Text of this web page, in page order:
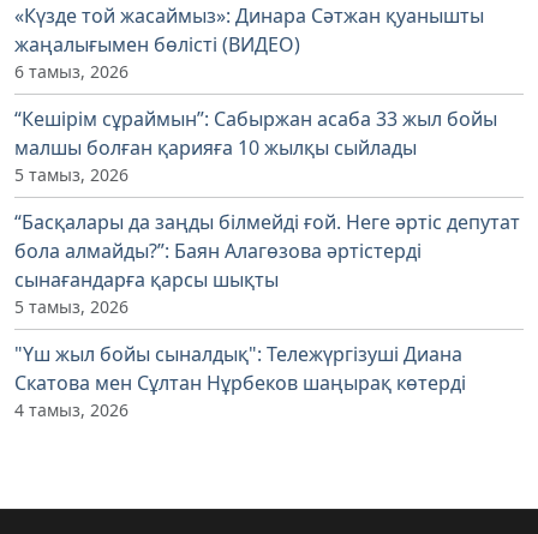
«Күзде той жасаймыз»: Динара Сәтжан қуанышты
жаңалығымен бөлісті (ВИДЕО)
6 тамыз, 2026
“Кешірім сұраймын”: Сабыржан асаба 33 жыл бойы
малшы болған қарияға 10 жылқы сыйлады
5 тамыз, 2026
“Басқалары да заңды білмейді ғой. Неге әртіс депутат
бола алмайды?”: Баян Алагөзова әртістерді
сынағандарға қарсы шықты
5 тамыз, 2026
"Үш жыл бойы сыналдық": Тележүргізуші Диана
Скатова мен Сұлтан Нұрбеков шаңырақ көтерді
4 тамыз, 2026